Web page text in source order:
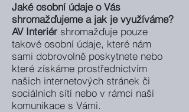
Jaké osobní údaje o Vás
shromažďujeme a jak je využíváme?
AV Interiér shromažďuje pouze
takové osobní údaje, které nám
sami dobrovolně poskytnete nebo
které získáme prostřednictvím
našich internetových stránek či
sociálních sítí nebo v rámci naší
komunikace s Vámi.